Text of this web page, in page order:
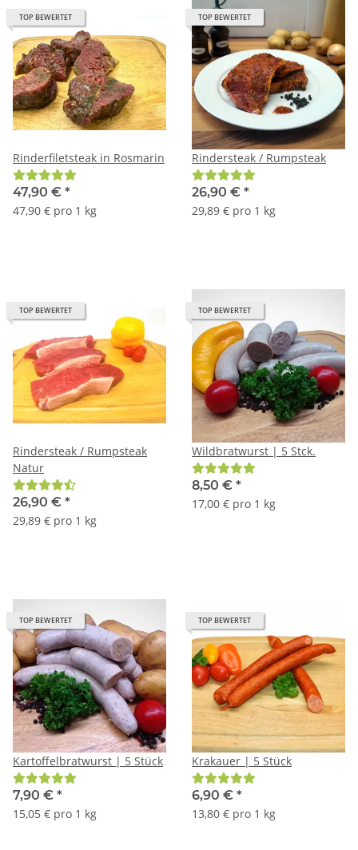
TOP BEWERTET
Rinderfiletsteak in Rosmarin
47,90 € *
47,90 € pro 1 kg
TOP BEWERTET
Rindersteak / Rumpsteak
26,90 € *
29,89 € pro 1 kg
TOP BEWERTET
Rindersteak / Rumpsteak
Natur
26,90 € *
29,89 € pro 1 kg
TOP BEWERTET
Wildbratwurst | 5 Stck.
8,50 € *
17,00 € pro 1 kg
TOP BEWERTET
Kartoffelbratwurst | 5 Stück
7,90 € *
15,05 € pro 1 kg
TOP BEWERTET
Krakauer | 5 Stück
6,90 € *
13,80 € pro 1 kg